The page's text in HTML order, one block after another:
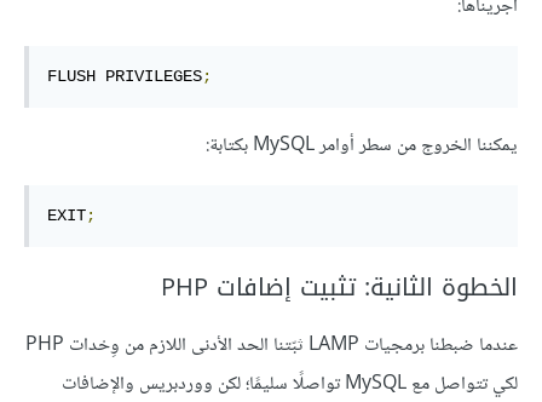
أجريناها:
FLUSH PRIVILEGES;
يمكننا الخروج من سطر أوامر MySQL بكتابة:
EXIT;
الخطوة الثانية: تثبيت إضافات PHP
عندما ضبطنا برمجيات LAMP ثبّتنا الحد الأدنى اللازم من وِحْدات PHP
لكي تتواصل مع MySQL تواصلًا سليمًا؛ لكن ووردبريس والإضافات